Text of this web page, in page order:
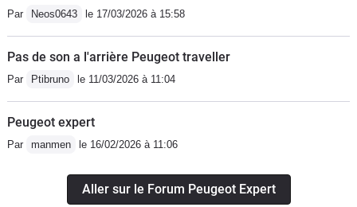
Par Neos0643 le 17/03/2026 à 15:58
Pas de son a l'arrière Peugeot traveller
Par Ptibruno le 11/03/2026 à 11:04
Peugeot expert
Par manmen le 16/02/2026 à 11:06
Aller sur le Forum Peugeot Expert